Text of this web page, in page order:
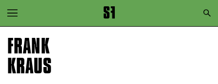
Zur Hauptnavigation springen
Zum Hauptinhalt springen
Zum Footer springen
FRANK
KRAUS